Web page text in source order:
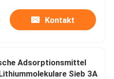
Kontakt
Adsorptionsmittel
Sieb 3A